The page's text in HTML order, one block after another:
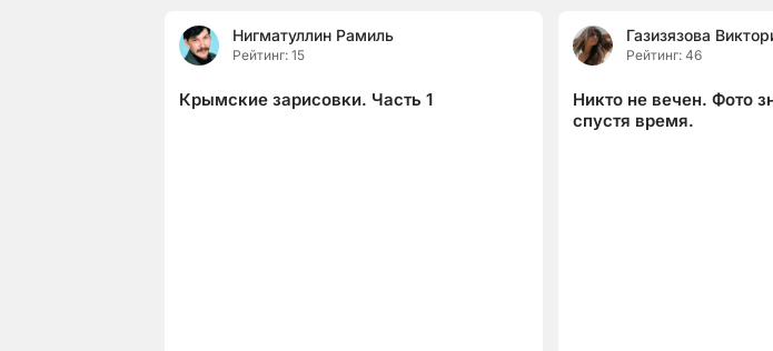
Нигматуллин Рамиль
Рейтинг: 15
Крымские зарисовки. Часть 1
Газизязова
Рейтинг: 46
Никто не вечен. Фото
спустя время.